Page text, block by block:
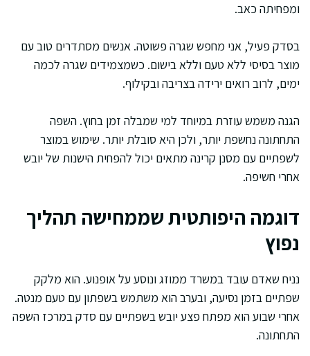
ומפחיתה כאב.
בסדק פעיל, אני מחפש שגרה פשוטה. אנשים מסתדרים טוב עם
מוצר בסיסי ללא טעם וללא בישום. כשמצמידים שגרה לכמה
ימים, לרוב רואים ירידה בצריבה ובקילוף.
הגנה משמש עוזרת במיוחד למי שמבלה זמן בחוץ. השפה
התחתונה נחשפת יותר, ולכן היא סובלת יותר. שימוש במוצר
לשפתיים עם מסנן קרינה מתאים יכול להפחית הישנות של יובש
אחרי חשיפה.
דוגמה היפותטית שממחישה תהליך
נפוץ
נניח שאדם עובד במשרד ממוזג ונוסע על אופנוע. הוא מלקק
שפתיים בזמן נסיעה, ובערב הוא משתמש בשפתון עם טעם מנטה.
אחרי שבוע הוא מפתח פצע יובש בשפתיים עם סדק במרכז השפה
התחתונה.